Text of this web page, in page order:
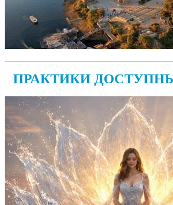
ПРАКТИКИ